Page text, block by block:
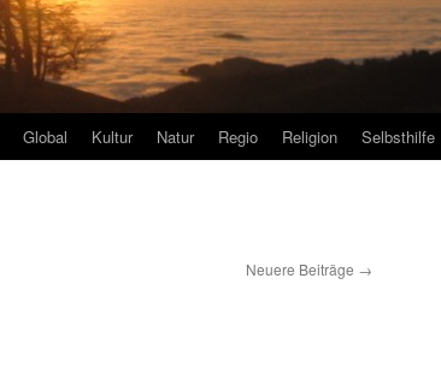
Global Kultur Natur Regio Religion Selbsthilfe
Neuere Beiträge →